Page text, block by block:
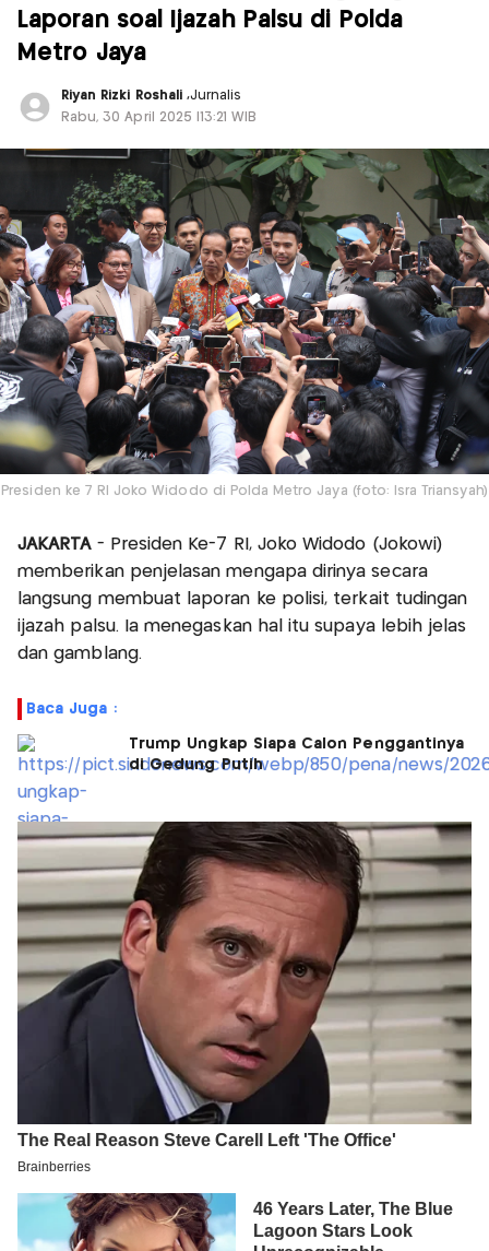
Laporan soal Ijazah Palsu di Polda
Metro Jaya
Riyan Rizki Roshali ,Jurnalis
Rabu, 30 April 2025 |13:21 WIB
Presiden ke 7 RI Joko Widodo di Polda Metro Jaya (foto: Isra Triansyah)
JAKARTA - Presiden Ke-7 RI, Joko Widodo (Jokowi)
memberikan penjelasan mengapa dirinya secara
langsung membuat laporan ke polisi, terkait tudingan
ijazah palsu. Ia menegaskan hal itu supaya lebih jelas
dan gamblang.
Baca Juga :
Trump Ungkap Siapa Calon Penggantinya
di Gedung Putih